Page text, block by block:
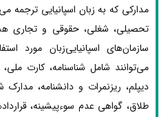
مدارکی که به زبان اسپانیایی ترجمه
تحصیلی، شغلی، حقوقی و تجاری
سازمان‌های اسپانیایی‌زبان مورد
می‌توانند شامل شناسنامه، کارت
دیپلم، ریزنمرات و دانشنامه،
طلاق، گواهی عدم سوءپیشینه،